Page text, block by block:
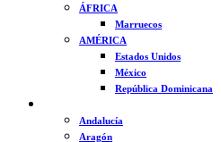
ÁFRICA
Marruecos
AMÉRICA
Estados Unidos
México
República Dominicana
Andalucía
Aragón